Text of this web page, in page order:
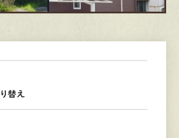
業時間 8:00−18:00 ｜
Webお問い合わせ
替え